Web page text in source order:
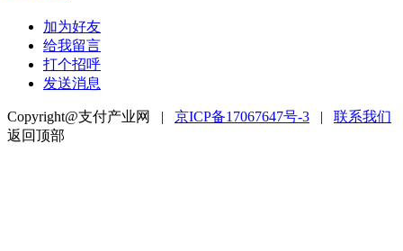
加为好友
给我留言
打个招呼
发送消息
Copyright@支付产业网 | 京ICP备17067647号-3 | 联系我们
返回顶部